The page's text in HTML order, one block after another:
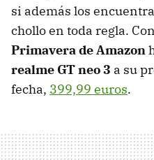
si además los
chollo en toda regla.
Primavera de Amazon
realme GT neo 3 a su
fecha, 399,99 euros.